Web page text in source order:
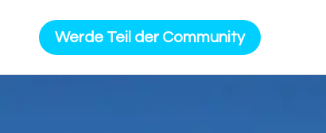
Werde Teil der Community